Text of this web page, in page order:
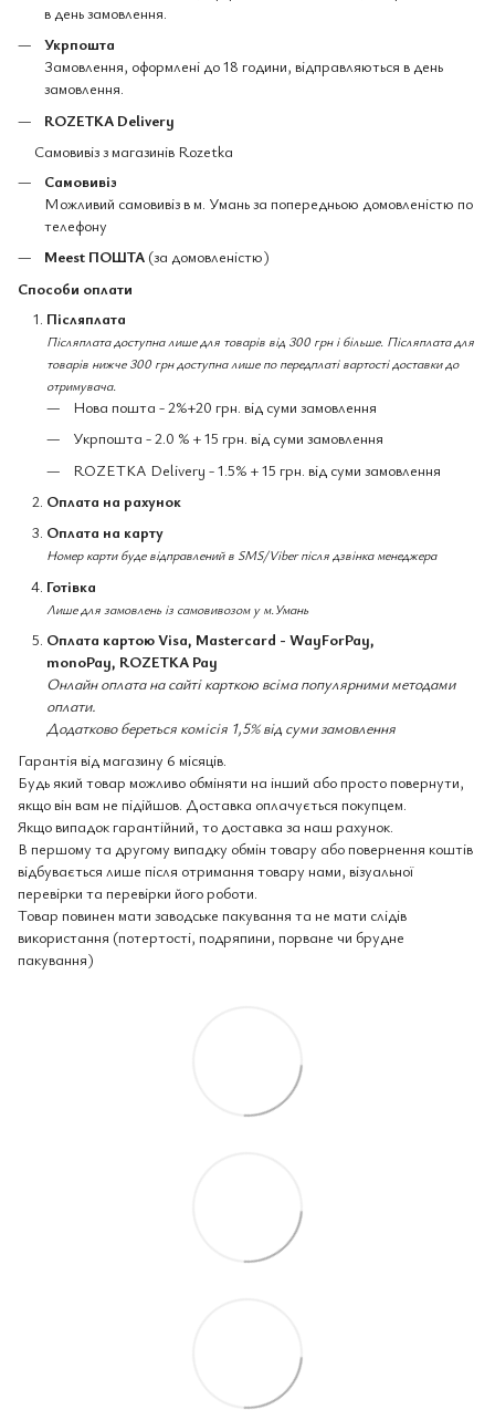
в день замовлення.
Укрпошта
Замовлення, оформлені до 18 години, відправляються в день
замовлення.
ROZETKA Delivery
Самовивіз з магазинів Rozetka
Самовивіз
Можливий самовивіз в м. Умань за попередньою домовленістю по
телефону
Meest ПОШТА (за домовленістю)
Способи оплати
Післяплата
Післяплата доступна лише для товарів від 300 грн і більше. Післяплата для
товарів нижче 300 грн доступна лише по передплаті вартості доставки до
отримувача.
Нова пошта - 2%+20 грн. від суми замовлення
Укрпошта - 2.0 % + 15 грн. від суми замовлення
ROZETKA Delivery - 1.5% + 15 грн. від суми замовлення
Оплата на рахунок
Оплата на карту
Номер карти буде відправлений в SMS/Viber після дзвінка менеджера
Готівка
Лише для замовлень із самовивозом у м.Умань
Оплата картою Visa, Mastercard - WayForPay,
monoPay, ROZETKA Pay
Онлайн оплата на сайті карткою всіма популярними методами
оплати.
Додатково береться комісія 1,5% від суми замовлення
Гарантія від магазину 6 місяців.
Будь який товар можливо обміняти на інший або просто повернути,
якщо він вам не підійшов. Доставка оплачується покупцем.
Якщо випадок гарантійний, то доставка за наш рахунок.
В першому та другому випадку обмін товару або повернення коштів
відбувається лише після отримання товару нами, візуальної
перевірки та перевірки його роботи.
Товар повинен мати заводське пакування та не мати слідів
використання (потертості, подряпини, порване чи брудне
пакування)